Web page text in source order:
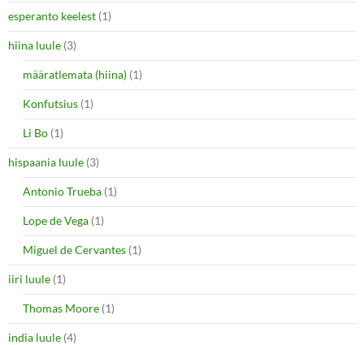
esperanto keelest (1)
hiina luule (3)
määratlemata (hiina) (1)
Konfutsius (1)
Li Bo (1)
hispaania luule (3)
Antonio Trueba (1)
Lope de Vega (1)
Miguel de Cervantes (1)
iiri luule (1)
Thomas Moore (1)
india luule (4)